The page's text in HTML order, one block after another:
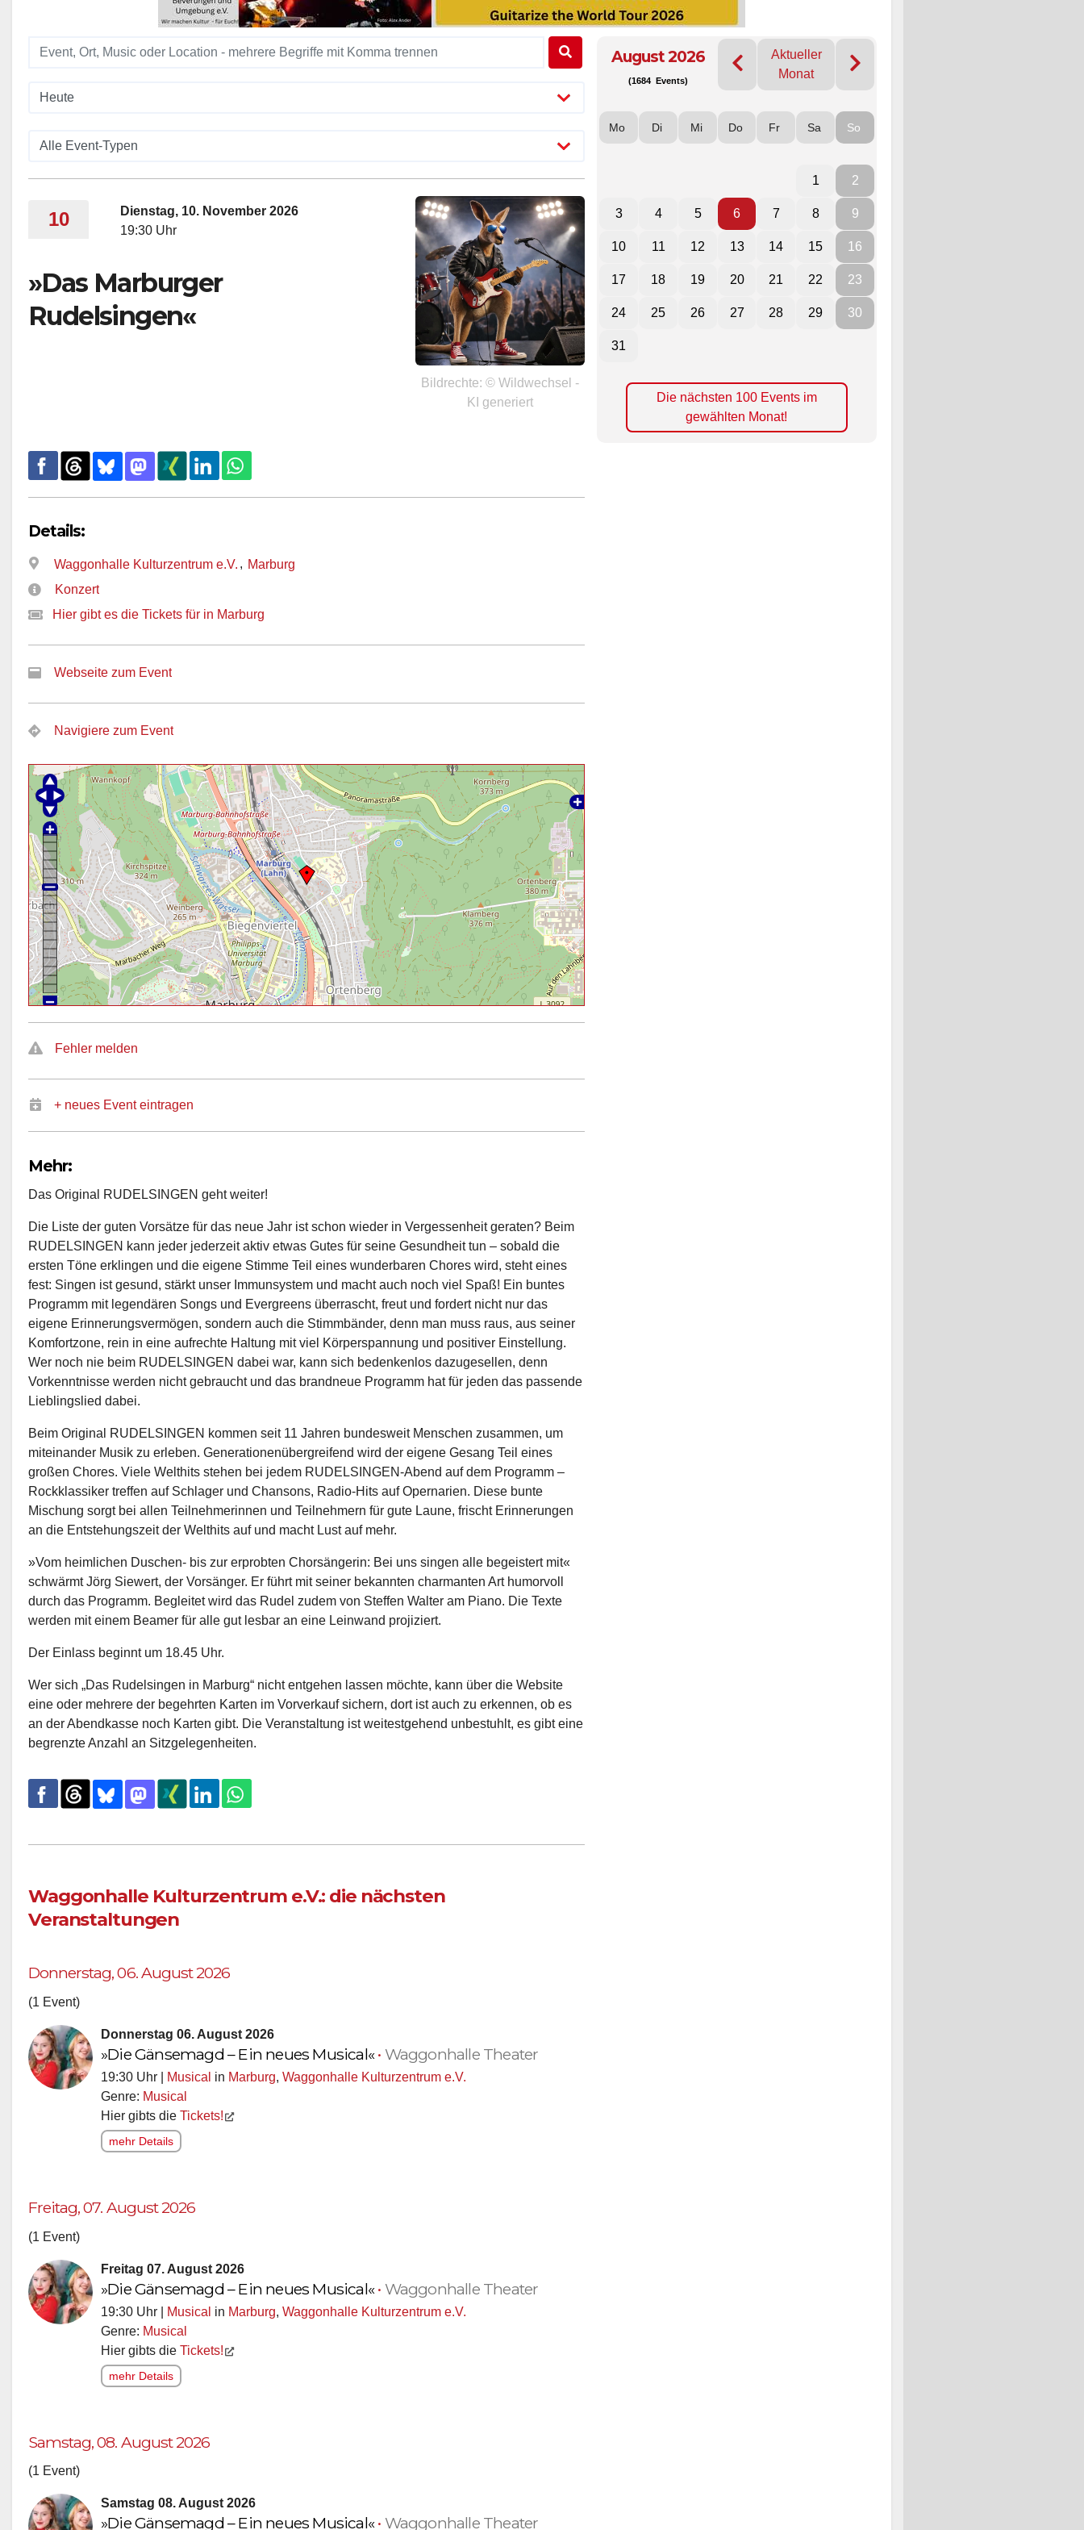
10
Dienstag, 10. November 2026
19:30 Uhr
»Das Marburger
Rudelsingen«
Bildrechte: © Wildwechsel -
KI generiert
Details:
Waggonhalle Kulturzentrum e.V. , Marburg
Konzert
Hier gibt es die Tickets für in Marburg
Webseite zum Event
Navigiere zum Event
Fehler melden
+ neues Event eintragen
Mehr:
Das Original RUDELSINGEN geht weiter!
Die Liste der guten Vorsätze für das neue Jahr ist schon wieder in Vergessenheit geraten? Beim
RUDELSINGEN kann jeder jederzeit aktiv etwas Gutes für seine Gesundheit tun – sobald die
ersten Töne erklingen und die eigene Stimme Teil eines wunderbaren Chores wird, steht eines
fest: Singen ist gesund, stärkt unser Immunsystem und macht auch noch viel Spaß! Ein buntes
Programm mit legendären Songs und Evergreens überrascht, freut und fordert nicht nur das
eigene Erinnerungsvermögen, sondern auch die Stimmbänder, denn man muss raus, aus seiner
Komfortzone, rein in eine aufrechte Haltung mit viel Körperspannung und positiver Einstellung.
Wer noch nie beim RUDELSINGEN dabei war, kann sich bedenkenlos dazugesellen, denn
Vorkenntnisse werden nicht gebraucht und das brandneue Programm hat für jeden das passende
Lieblingslied dabei.
Beim Original RUDELSINGEN kommen seit 11 Jahren bundesweit Menschen zusammen, um
miteinander Musik zu erleben. Generationenübergreifend wird der eigene Gesang Teil eines
großen Chores. Viele Welthits stehen bei jedem RUDELSINGEN-Abend auf dem Programm –
Rockklassiker treffen auf Schlager und Chansons, Radio-Hits auf Opernarien. Diese bunte
Mischung sorgt bei allen Teilnehmerinnen und Teilnehmern für gute Laune, frischt Erinnerungen
an die Entstehungszeit der Welthits auf und macht Lust auf mehr.
»Vom heimlichen Duschen- bis zur erprobten Chorsängerin: Bei uns singen alle begeistert mit«
schwärmt Jörg Siewert, der Vorsänger. Er führt mit seiner bekannten charmanten Art humorvoll
durch das Programm. Begleitet wird das Rudel zudem von Steffen Walter am Piano. Die Texte
werden mit einem Beamer für alle gut lesbar an eine Leinwand projiziert.
Der Einlass beginnt um 18.45 Uhr.
Wer sich „Das Rudelsingen in Marburg“ nicht entgehen lassen möchte, kann über die Website
eine oder mehrere der begehrten Karten im Vorverkauf sichern, dort ist auch zu erkennen, ob es
an der Abendkasse noch Karten gibt. Die Veranstaltung ist weitestgehend unbestuhlt, es gibt eine
begrenzte Anzahl an Sitzgelegenheiten.
Waggonhalle Kulturzentrum e.V.: die nächsten
Veranstaltungen
Donnerstag, 06. August 2026
(1 Event)
Donnerstag 06. August 2026
»Die Gänsemagd – Ein neues Musical«• Waggonhalle Theater
19:30 Uhr | Musical in Marburg, Waggonhalle Kulturzentrum e.V.
Genre: Musical
Hier gibts die Tickets!
mehr Details
Freitag, 07. August 2026
(1 Event)
Freitag 07. August 2026
»Die Gänsemagd – Ein neues Musical«• Waggonhalle Theater
19:30 Uhr | Musical in Marburg, Waggonhalle Kulturzentrum e.V.
Genre: Musical
Hier gibts die Tickets!
mehr Details
Samstag, 08. August 2026
(1 Event)
Samstag 08. August 2026
»Die Gänsemagd – Ein neues Musical«• Waggonhalle Theater
August 2026
(1684 Events)
Aktueller
Monat
Mo Di Mi Do Fr Sa So
1 2
3 4 5 6 7 8 9
10 11 12 13 14 15 16
17 18 19 20 21 22 23
24 25 26 27 28 29 30
31
Die nächsten 100 Events im
gewählten Monat!